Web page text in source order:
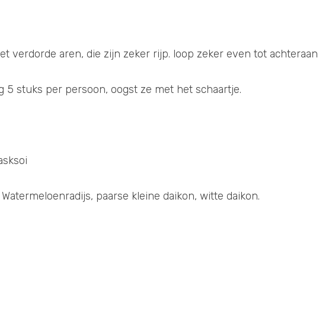
verdorde aren, die zijn zeker rijp. loop zeker even tot
5 stuks per persoon, oogst ze met het schaartje.
paarse kleine daikon, witte daikon.